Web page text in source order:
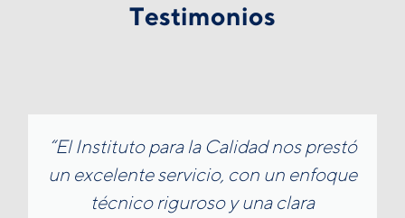
Testimonios
“El Instituto para la Calidad nos prestó
un excelente servicio, con un enfoque
técnico riguroso y una clara